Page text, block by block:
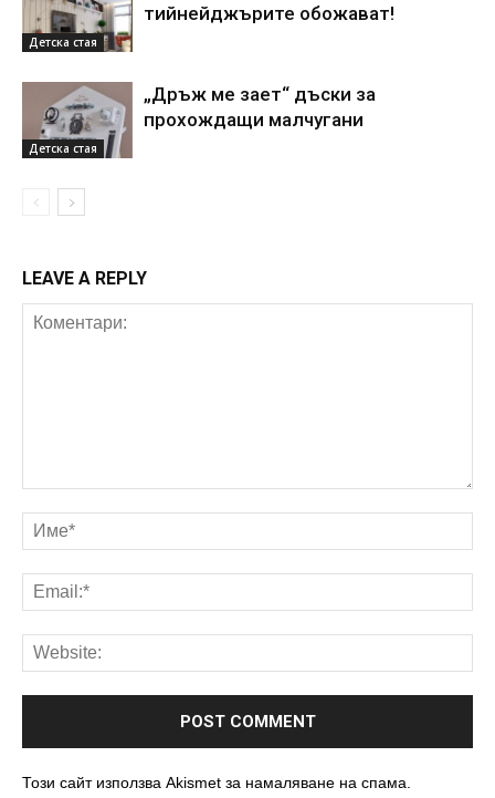
Детска стая
тийнейджърите обожават!
Детска стая
„Дръж ме зает“ дъски за
прохождащи малчугани
LEAVE A REPLY
Този сайт използва Akismet за намаляване на спама.